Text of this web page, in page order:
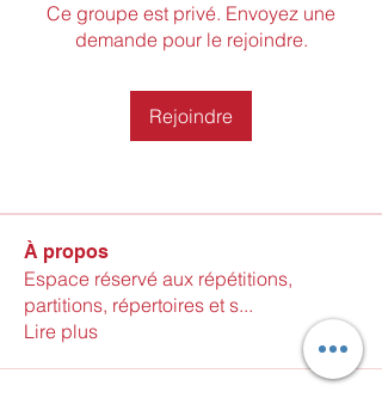
Ce groupe est privé. Envoyez une
demande pour le rejoindre.
Rejoindre
À propos
Espace réservé aux répétitions,
partitions, répertoires et s...
Lire plus